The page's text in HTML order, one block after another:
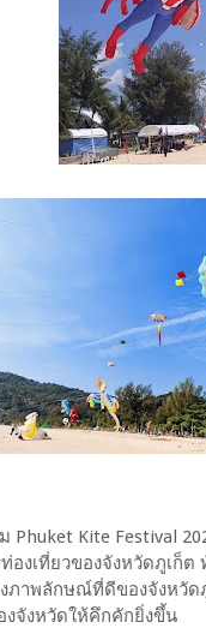
Phuket Kite Festival
งเที่ยวของจังหวัดภูเก็
งภาพลักษณ์ที่ดีของจังหวั
งจังหวัดให้คึกคักยิ่งขึ้น